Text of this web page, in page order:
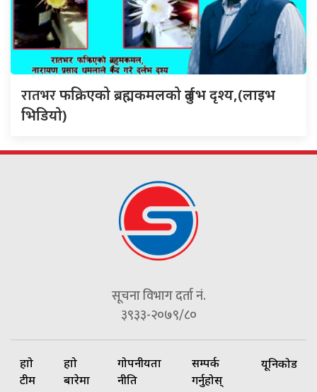
रातभरफक्रिएको ब्रह्मकमलको दुर्लभ दृश्य,(लाइभ
भिडियो)
सूचना विभाग दर्ता नं.
३९३३-२०७९/८०
हाम्रो
टीम
हाम्रो
बारेमा
गोपनीयता
नीति
सम्पर्क
गर्नुहोस्
यूनिकोड